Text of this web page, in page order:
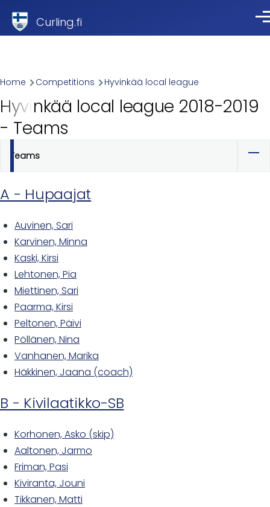
Curling.fi
Breadcrumb
Home Competitions Hyvinkää local league
Hyvinkää local league 2018-2019
- Teams
Primary
Teams
A - Hupaajat
Auvinen, Sari
Karvinen, Minna
Kaski, Kirsi
Lehtonen, Pia
Miettinen, Sari
Paarma, Kirsi
Peltonen, Päivi
Pöllänen, Nina
Vanhanen, Marika
Häkkinen, Jaana (coach)
B - Kivilaatikko-SB
Korhonen, Asko (skip)
Aaltonen, Jarmo
Friman, Pasi
Kiviranta, Jouni
Tikkanen, Matti